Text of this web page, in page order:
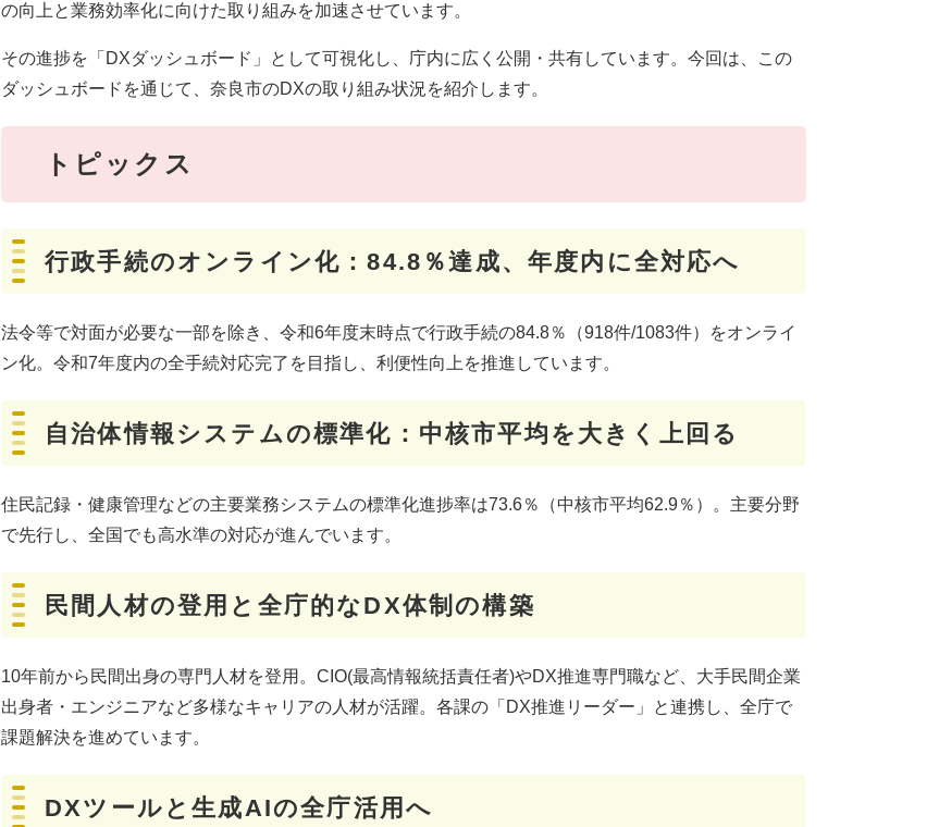
の向上と業務効率化に向けた取り組みを加速させています。
その進捗を「DXダッシュボード」として可視化し、庁内に広く公開・共有しています。今回は、この
ダッシュボードを通じて、奈良市のDXの取り組み状況を紹介します。
トピックス
​​行政手続のオンライン化：84.8％達成、年度内に全対応へ
法令等で対面が必要な一部を除き、令和6年度末時点で行政手続の84.8％（918件/1083件）をオンライ
ン化。令和7年度内の全手続対応完了を目指し、利便性向上を推進しています。
自治体情報システムの標準化：中核市平均を大きく上回る
住民記録・健康管理などの主要業務システムの標準化進捗率は73.6％（中核市平均62.9％）。主要分野
で先行し、全国でも高水準の対応が進んでいます。
民間人材の登用と全庁的なDX体制の構築
10年前から民間出身の専門人材を登用。CIO(最高情報統括責任者)やDX推進専門職など、大手民間企業
出身者・エンジニアなど多様なキャリアの人材が活躍。各課の「DX推進リーダー」と連携し、全庁で
課題解決を進めています。
DXツールと生成AIの全庁活用へ